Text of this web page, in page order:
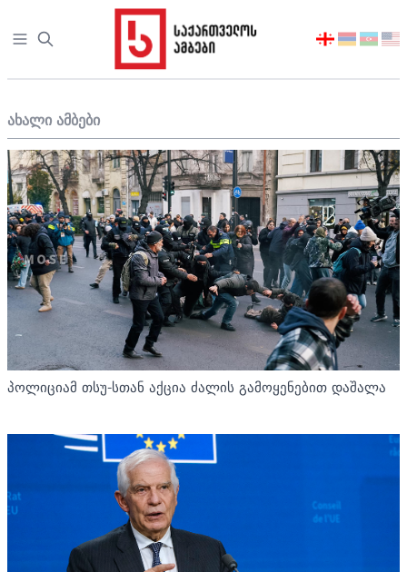
Open sidebar
აირჩიეთ
ახალი ამბები
პოლიციამ თსუ-სთან აქცია ძალის გამოყენებით დაშალა